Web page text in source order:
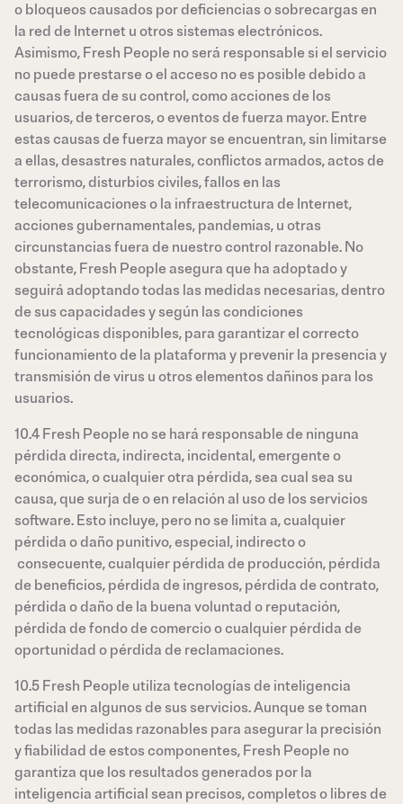
o bloqueos causados por deficiencias o sobrecargas en
la red de Internet u otros sistemas electrónicos.
Asimismo, Fresh People no será responsable si el servicio
no puede prestarse o el acceso no es posible debido a
causas fuera de su control, como acciones de los
usuarios, de terceros, o eventos de fuerza mayor. Entre
estas causas de fuerza mayor se encuentran, sin limitarse
a ellas, desastres naturales, conflictos armados, actos de
terrorismo, disturbios civiles, fallos en las
telecomunicaciones o la infraestructura de Internet,
acciones gubernamentales, pandemias, u otras
circunstancias fuera de nuestro control razonable. No
obstante, Fresh People asegura que ha adoptado y
seguirá adoptando todas las medidas necesarias, dentro
de sus capacidades y según las condiciones
tecnológicas disponibles, para garantizar el correcto
funcionamiento de la plataforma y prevenir la presencia y
transmisión de virus u otros elementos dañinos para los
usuarios.
10.4 Fresh People no se hará responsable de ninguna
pérdida directa, indirecta, incidental, emergente o
económica, o cualquier otra pérdida, sea cual sea su
causa, que surja de o en relación al uso de los servicios
software. Esto incluye, pero no se limita a, cualquier
pérdida o daño punitivo, especial, indirecto o
consecuente, cualquier pérdida de producción, pérdida
de beneficios, pérdida de ingresos, pérdida de contrato,
pérdida o daño de la buena voluntad o reputación,
pérdida de fondo de comercio o cualquier pérdida de
oportunidad o pérdida de reclamaciones.
10.5 Fresh People utiliza tecnologías de inteligencia
artificial en algunos de sus servicios. Aunque se toman
todas las medidas razonables para asegurar la precisión
y fiabilidad de estos componentes, Fresh People no
garantiza que los resultados generados por la
inteligencia artificial sean precisos, completos o libres de